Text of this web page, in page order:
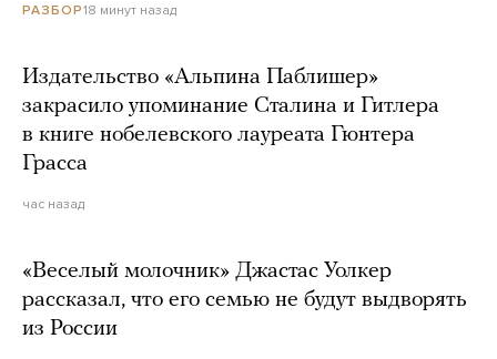
РАЗБОР18 минут назад
Издательство «Альпина Паблишер»
закрасило упоминание Сталина и Гитлера
в книге нобелевского лауреата Гюнтера
Грасса
час назад
«Веселый молочник» Джастас Уолкер
рассказал, что его семью не будут выдворять
из России